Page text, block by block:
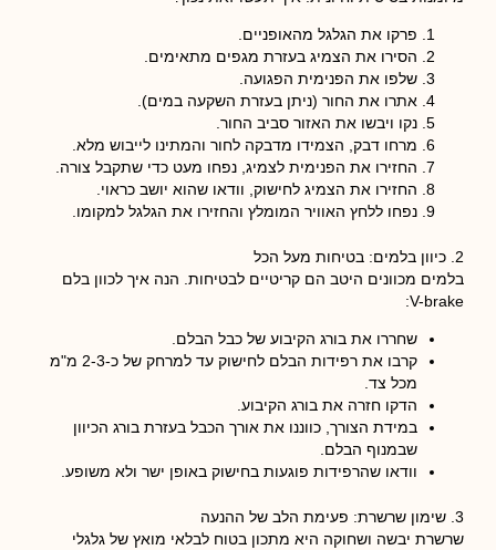
פרקו את הגלגל מהאופניים.
הסירו את הצמיג בעזרת מגפים מתאימים.
שלפו את הפנימית הפגועה.
אתרו את החור (ניתן בעזרת השקעה במים).
נקו ויבשו את האזור סביב החור.
מרחו דבק, הצמידו מדבקה לחור והמתינו לייבוש מלא.
החזירו את הפנימית לצמיג, נפחו מעט כדי שתקבל צורה.
החזירו את הצמיג לחישוק, וודאו שהוא יושב כראוי.
נפחו ללחץ האוויר המומלץ והחזירו את הגלגל למקומו.
2. כיוון בלמים: בטיחות מעל הכל
בלמים מכוונים היטב הם קריטיים לבטיחות. הנה איך לכוון בלם
V-brake:
שחררו את בורג הקיבוע של כבל הבלם.
קרבו את רפידות הבלם לחישוק עד למרחק של כ-2-3 מ"מ
מכל צד.
הדקו חזרה את בורג הקיבוע.
במידת הצורך, כווננו את אורך הכבל בעזרת בורג הכיוון
שבמנוף הבלם.
וודאו שהרפידות פוגעות בחישוק באופן ישר ולא משופע.
3. שימון שרשרת: פעימת הלב של ההנעה
שרשרת יבשה ושחוקה היא מתכון בטוח לבלאי מואץ של גלגלי